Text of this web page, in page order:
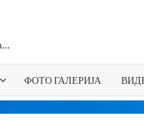
ФОТО ГАЛЕРИЈА